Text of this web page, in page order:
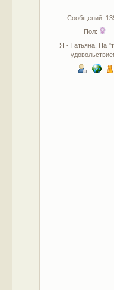
Сообщений:
Пол:
Я - Татьяна. На